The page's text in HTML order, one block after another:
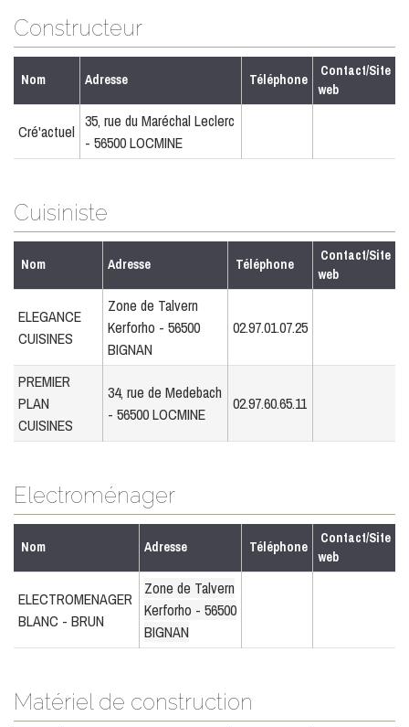
Constructeur
Nom Adresse Téléphone
Contact/Site
web
Cré'actuel
35, rue du Maréchal Leclerc
- 56500 LOCMINE
Cuisiniste
Nom Adresse Téléphone
Contact/Site
web
ELEGANCE
CUISINES
Zone de Talvern
Kerforho - 56500
BIGNAN
02.97.01.07.25
PREMIER
PLAN
CUISINES
34, rue de Medebach
- 56500 LOCMINE
02.97.60.65.11
Electroménager
Nom Adresse Téléphone
Contact/Site
web
ELECTROMENAGER
BLANC - BRUN
Zone de Talvern
Kerforho - 56500
BIGNAN
Matériel de construction